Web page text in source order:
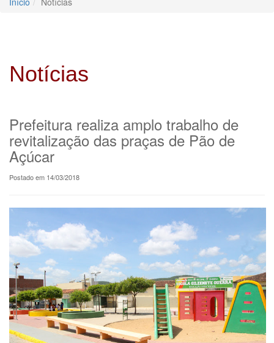
Notícias
Prefeitura realiza amplo trabalho de
revitalização das praças de Pão de
Açúcar
Postado em 14/03/2018